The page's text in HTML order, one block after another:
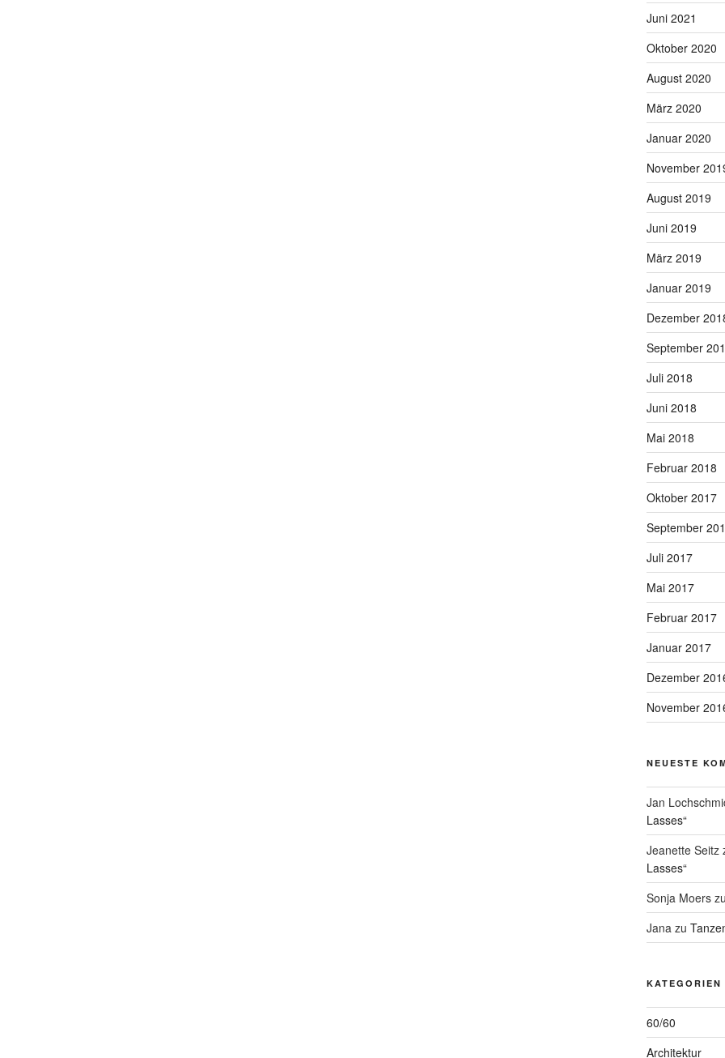
Juni 2021
Oktober 2020
August 2020
März 2020
Januar 2020
November
August 2019
Juni 2019
März 2019
Januar 2019
Dezember
September
Juli 2018
Juni 2018
Mai 2018
Februar 2018
Oktober 2017
September
Juli 2017
Mai 2017
Februar 2017
Januar 2017
Dezember
November
NEUESTE
Jan
Lasses“
Jeanette Seitz
Lasses“
Sonja Moers
Jana zu
KATEGORIEN
60/60
Architektur